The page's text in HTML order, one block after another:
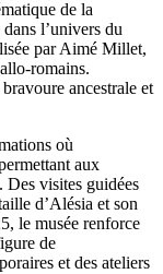
de la
l’univers du
par Aimé Millet,
romains.
ancestrale et
où
aux
Des visites guidées
d’Alésia et son
le musée renforce
de
et des ateliers